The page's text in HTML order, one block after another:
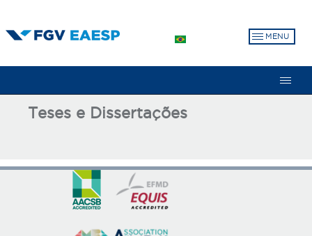
to
MENU
Teses e Dissertações